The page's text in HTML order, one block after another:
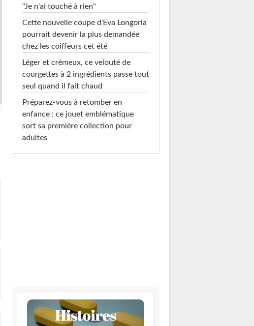
"Je n'ai touché à rien"
Cette nouvelle coupe d'Eva Longoria
pourrait devenir la plus demandée
chez les coiffeurs cet été
Léger et crémeux, ce velouté de
courgettes à 2 ingrédients passe tout
seul quand il fait chaud
Préparez-vous à retomber en
enfance : ce jouet emblématique
sort sa première collection pour
adultes